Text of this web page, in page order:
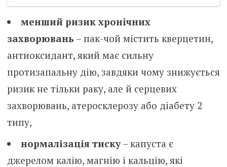
менший ризик хронічних
захворювань – пак-чой містить кверцетин,
антиоксидант, який має сильну
протизапальну дію, завдяки чому знижується
ризик не тільки раку, але й серцевих
захворювань, атеросклерозу або діабету 2
типу,
нормалізація тиску– капуста є
джерелом калію, магнію і кальцію, які